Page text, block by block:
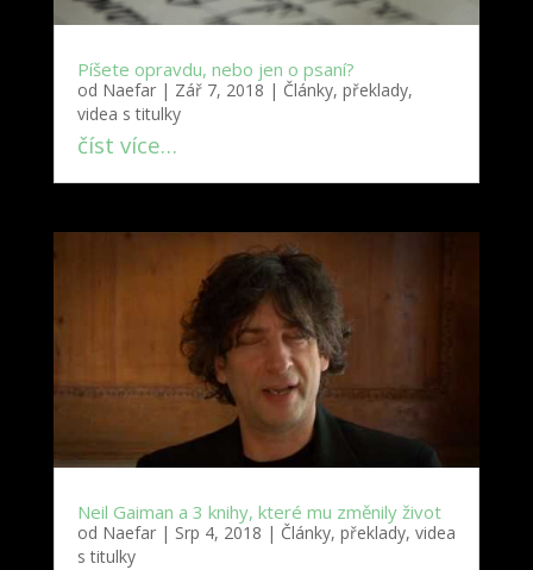
Píšete opravdu, nebo jen o psaní?
od Naefar| Zář 7, 2018 | Články, překlady,
videa s titulky
číst více…
Neil Gaiman a 3 knihy, které mu změnily život
od Naefar| Srp 4, 2018 | Články, překlady, videa
s titulky